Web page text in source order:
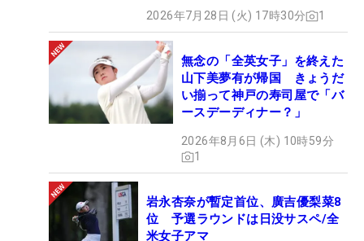
2026年7月28日 (火) 17時30分 1
無念の「全英女子」を終えた
山下美夢有が帰国 きょうだ
い揃って神戸の寿司屋で「バ
ースデーディナー？」
2026年8月6日 (木) 10時59分
1
岩永杏奈が暫定首位、廣吉優梨菜8
位 予選ラウンドは日没サスペ/全
米女子アマ